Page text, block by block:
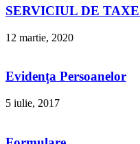
SERVICIUL DE
12 martie, 2020
Evidența Persoanelor
5 iulie, 2017